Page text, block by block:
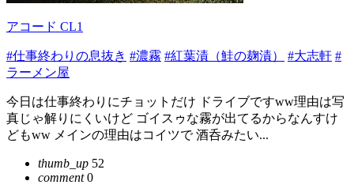
アコード CL1
#仕事終わりの息抜き #濃霧 #紅葉漬（鮭の麹漬） #大志軒 #
ラーメン屋
今日は仕事終わりにチョットだけ ドライブですww理由は写
真じゃ解りにくいけど ゴイスゥな霧が出てるからなんすけ
どもww メインの理由はコイツで 酒呑みたい...
thumb_up 52
comment0